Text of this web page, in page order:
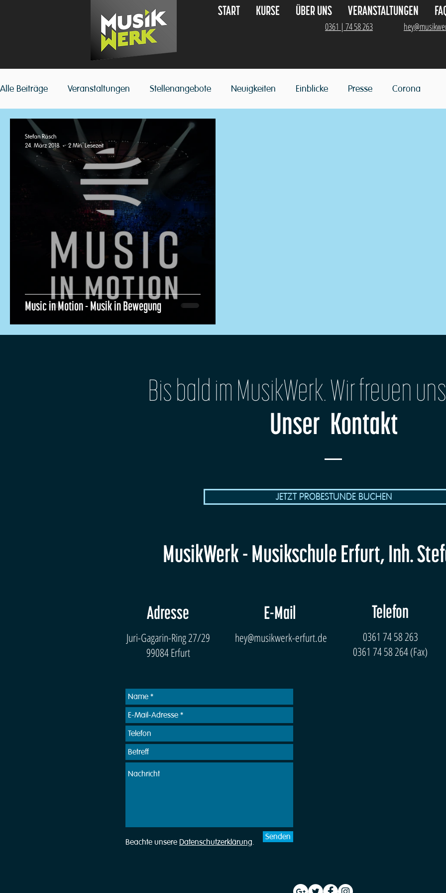
START KURSE ÜBER UNS VERANSTALTUNGEN
0361 | 74 58 263
Alle Beiträge Veranstaltungen Stellenangebote Neuigkeiten Einblicke Presse Corona
Music in Motion - Musik in Bewegung
Stefan Räsch
24. März 2018
2 Min. Lesezeit
Bis bald im MusikWerk. Wir freuen
Unser Kontakt
JETZT PROBESTUNDE BUCHEN
MusikWerk - Musikschule Erfurt, Inh.
Adresse
Juri-Gagarin-Ring 27/29
99084 Erfurt
E-Mail
hey@musikwerk-erfurt.de
Telefon
0361 74 58 263
0361 74 58 264 (Fax)
Beachte unsere Datenschutzerklärung.
Senden